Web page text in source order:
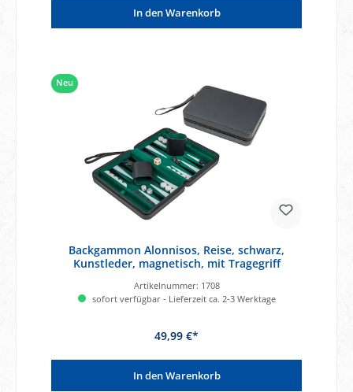
In den Warenkorb
Neu
Backgammon Alonnisos, Reise, schwarz,
Kunstleder, magnetisch, mit Tragegriff
Artikelnummer: 1708
sofort verfügbar - Lieferzeit ca. 2-3 Werktage
49,99 €*
In den Warenkorb